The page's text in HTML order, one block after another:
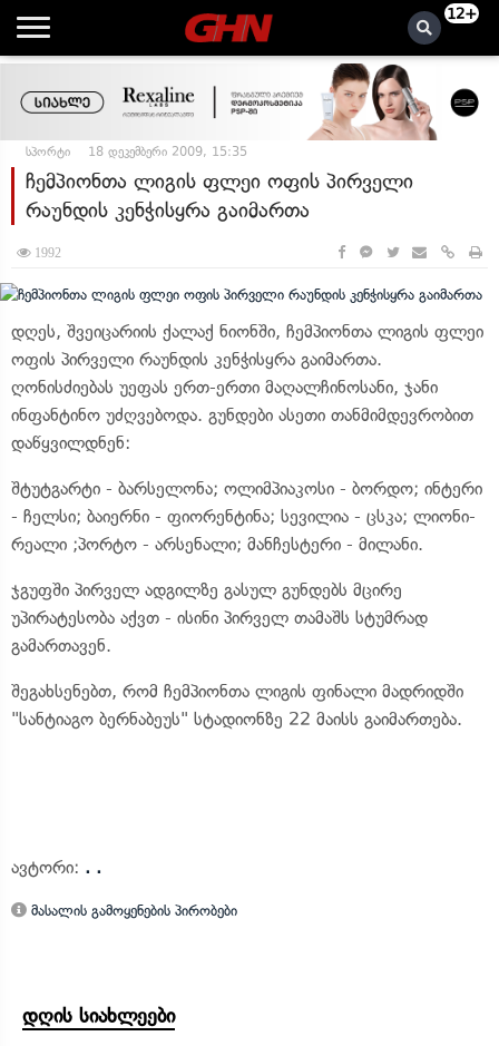
12+
სპორტი 18 დეკემბერი 2009, 15:35
ჩემპიონთა ლიგის ფლეი ოფის პირველი
რაუნდის კენჭისყრა გაიმართა
1992
დღეს, შვეიცარიის ქალაქ ნიონში, ჩემპიონთა ლიგის ფლეი
ოფის პირველი რაუნდის კენჭისყრა გაიმართა.
ღონისძიებას უეფას ერთ-ერთი მაღალჩინოსანი, ჯანი
ინფანტინო უძღვებოდა. გუნდები ასეთი თანმიმდევრობით
დაწყვილდნენ:
შტუტგარტი - ბარსელონა; ოლიმპიაკოსი - ბორდო; ინტერი
- ჩელსი; ბაიერნი - ფიორენტინა; სევილია - ცსკა; ლიონი-
რეალი ;პორტო - არსენალი; მანჩესტერი - მილანი.
ჯგუფში პირველ ადგილზე გასულ გუნდებს მცირე
უპირატესობა აქვთ - ისინი პირველ თამაშს სტუმრად
გამართავენ.
შეგახსენებთ, რომ ჩემპიონთა ლიგის ფინალი მადრიდში
"სანტიაგო ბერნაბეუს" სტადიონზე 22 მაისს გაიმართება.
ავტორი: . .
მასალის გამოყენების პირობები
დღის სიახლეები